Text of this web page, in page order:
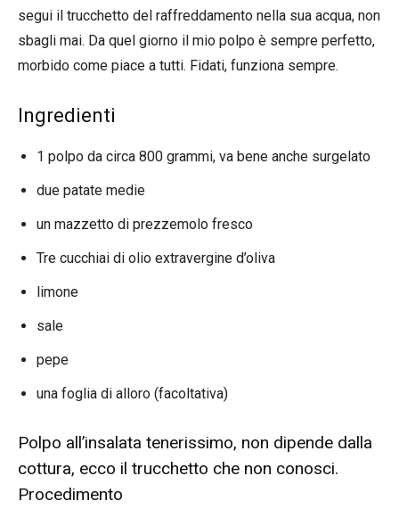
segui il trucchetto del raffreddamento nella sua acqua, non
sbagli mai. Da quel giorno il mio polpo è sempre perfetto,
morbido come piace a tutti. Fidati, funziona sempre.
Ingredienti
1 polpo da circa 800 grammi, va bene anche surgelato
due patate medie
un mazzetto di prezzemolo fresco
Tre cucchiai di olio extravergine d’oliva
limone
sale
pepe
una foglia di alloro (facoltativa)
Polpo all’insalata tenerissimo, non dipende dalla
cottura, ecco il trucchetto che non conosci.
Procedimento